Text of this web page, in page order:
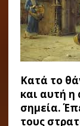
Κατά το
και αυτή
σημεία.
τους